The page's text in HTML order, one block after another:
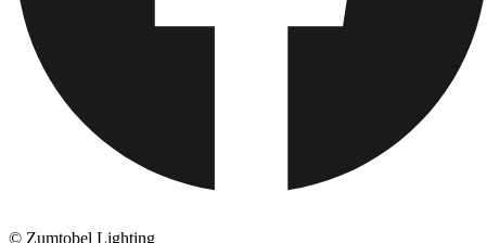
© Zumtobel Lighting